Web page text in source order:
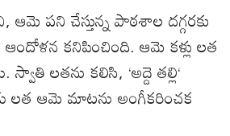
, ఆమె పని చేస్తున్నపాఠశాల దగ్గరకు
ఆందోళన కనిపించింది. ఆమె కళ్లులత
. స్వాతిలతను కలిసి, ‘అద్దెతల్లి‘
లత ఆమె మాటను అంగీకరించక